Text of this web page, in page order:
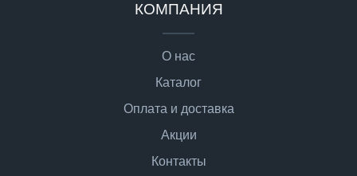
КОМПАНИЯ
О нас
Каталог
Оплата и доставка
Акции
Контакты